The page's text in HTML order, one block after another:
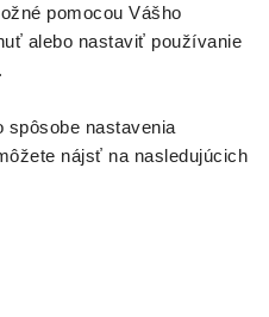
pomocou Vášho
alebo nastaviť používanie
spôsobe nastavenia
nájsť na nasledujúcich